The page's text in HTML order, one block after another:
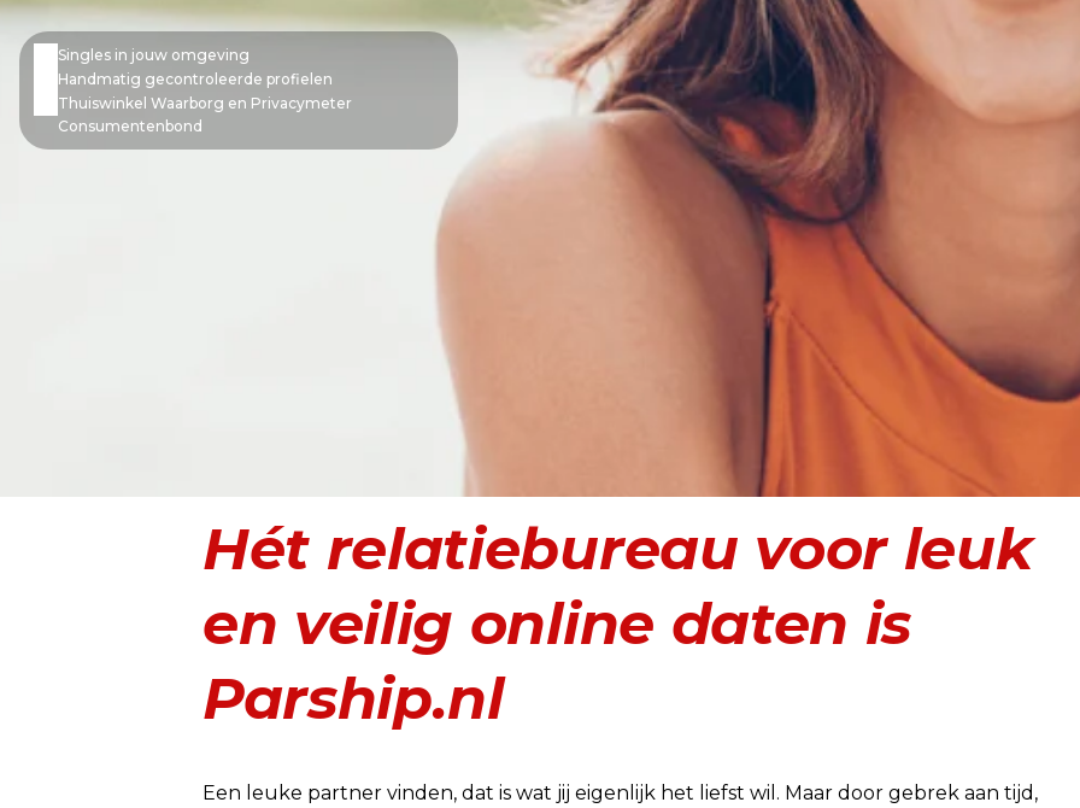
Wachtwoord
Singles in jouw omgeving
Handmatig gecontroleerde profielen
Thuiswinkel Waarborg en Privacymeter
Consumentenbond
Hét relatiebureau voor leuk
en veilig online daten is
Parship.nl
Een leuke partner vinden, dat is wat jij eigenlijk het liefst wil. Maar door gebrek aan tijd,